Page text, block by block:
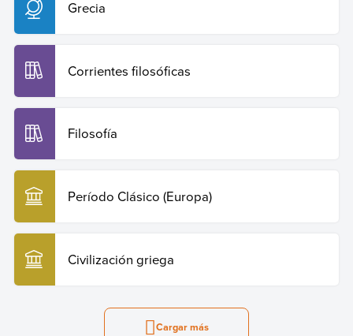
Grecia
Corrientes filosóficas
Filosofía
Período Clásico (Europa)
Civilización griega
Cargar más